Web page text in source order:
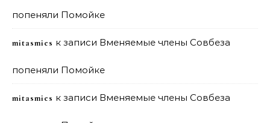
попеняли Помойке
mitasmies к записи Вменяемые члены Совбеза
попеняли Помойке
mitasmies к записи Вменяемые члены Совбеза